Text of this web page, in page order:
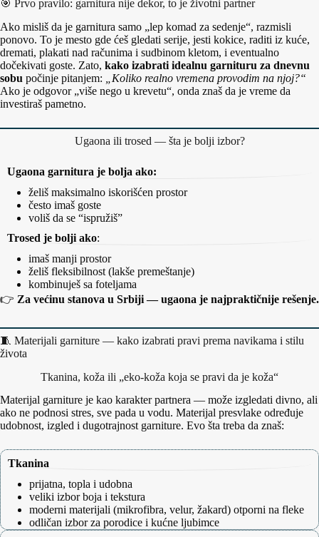
🎯 Prvo pravilo: garnitura nije dekor, to je životni partner
Ako misliš da je garnitura samo „lep komad za sedenje“, razmisli
ponovo. To je mesto gde ćeš gledati serije, jesti kokice, raditi iz kuće,
dremati, plakati nad računima i sudbinom kletom, i eventualno
dočekivati goste. Zato, kako izabrati idealnu garnituru za dnevnu
sobu počinje pitanjem:
„Koliko realno vremena provodim na njoj?“
Ako je odgovor „više nego u krevetu“, onda znaš da je vreme da
investiraš pametno.
Ugaona ili trosed — šta je bolji izbor?
Ugaona garnitura je bolja ako:
želiš maksimalno iskorišćen prostor
često imaš goste
voliš da se “ispružiš”
Trosed je bolji ako:
imaš manji prostor
želiš fleksibilnost (lakše premeštanje)
kombinuješ sa foteljama
👉 Za većinu stanova u Srbiji — ugaona je najpraktičnije rešenje.
🧵 Materijali garniture — kako izabrati pravi prema navikama i stilu
života
Tkanina, koža ili „eko‑koža koja se pravi da je koža“
Materijal garniture je kao karakter partnera — može izgledati divno, ali
ako ne podnosi stres, sve pada u vodu. Materijal presvlake određuje
udobnost, izgled i dugotrajnost garniture. Evo šta treba da znaš:
Tkanina
prijatna, topla i udobna
veliki izbor boja i tekstura
moderni materijali (mikrofibra, velur, žakard) otporni na fleke
odličan izbor za porodice i kućne ljubimce